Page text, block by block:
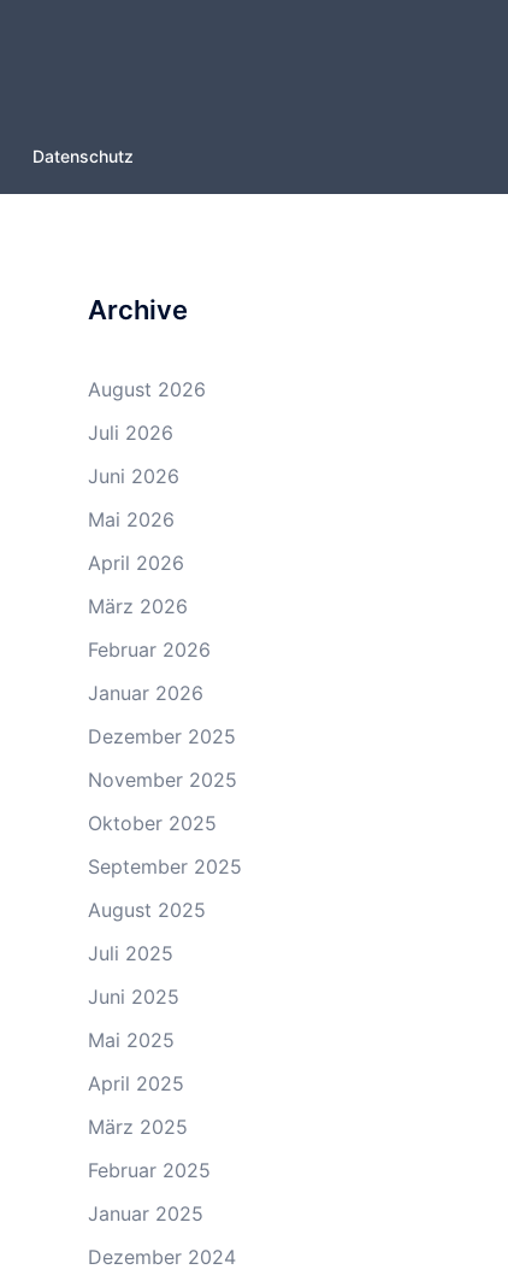
Datenschutz
Archive
August 2026
Juli 2026
Juni 2026
Mai 2026
April 2026
März 2026
Februar 2026
Januar 2026
Dezember 2025
November 2025
Oktober 2025
September 2025
August 2025
Juli 2025
Juni 2025
Mai 2025
April 2025
März 2025
Februar 2025
Januar 2025
Dezember 2024